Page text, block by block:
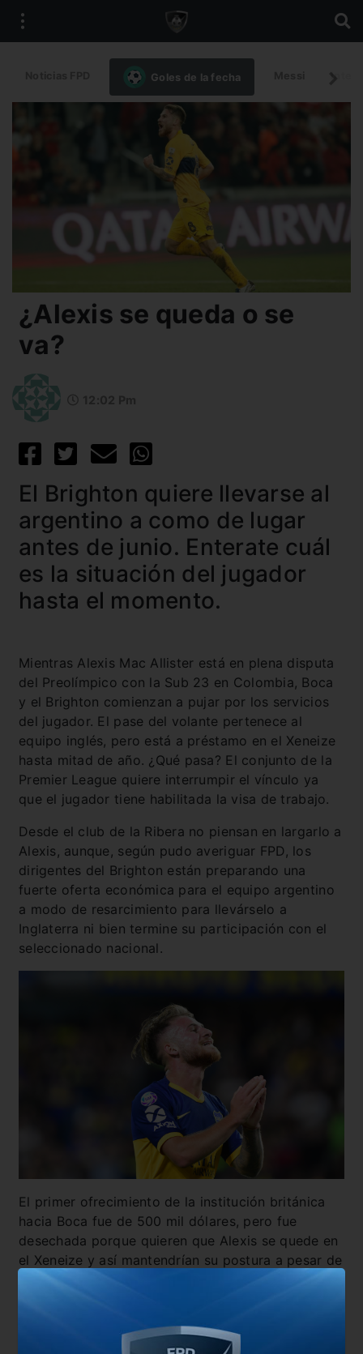
Goles de la fecha
¿Alexis se queda o se
va?
El Brighton quiere llevarse al
argentino a como de lugar
antes de junio. Enterate cuál
es la situación del jugador
hasta el momento.
Mientras Alexis Mac Allister está en plena disputa
del Preolímpico con la Sub 23 en Colombia, Boca
y el Brighton comienzan a pujar por los servicios
del jugador. El pase del volante pertenece al
equipo inglés, pero está a préstamo en el Xeneize
hasta mitad de año. ¿Qué pasa? El conjunto de la
Premier League quiere interrumpir el vínculo ya
que el jugador tiene habilitada la visa de trabajo.
Desde el club de la Ribera no piensan en largarlo a
Alexis, aunque, según pudo averiguar FPD, los
dirigentes del Brighton están preparando una
fuerte oferta económica para el equipo argentino
a modo de resarcimiento para llevárselo a
Inglaterra ni bien termine su participación con el
seleccionado nacional.
El primer ofrecimiento de la institución británica
hacia Boca fue de 500 mil dólares, pero fue
desechada porque quieren que Alexis se quede en
el Xeneize y así mantendrían su postura a pesar de
la contraoferta que se vendría en cuestión de días.
La despedida de Alexis